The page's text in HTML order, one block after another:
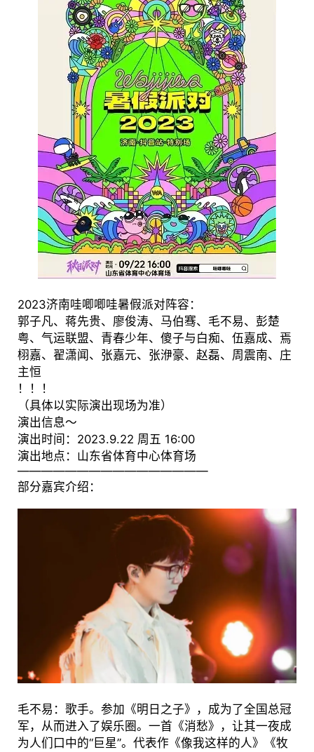
2023济南哇唧唧哇暑假派对阵容：
郭子凡、蒋先贵、廖俊涛、马伯骞、毛不易、彭楚
粤、气运联盟、青春少年、傻子与白痴、伍嘉成、焉
栩嘉、翟潇闻、张嘉元、张洢豪、赵磊、周震南、庄
主恒
！！！
（具体以实际演出现场为准）
演出信息～
演出时间：2023.9.22 周五 16:00
演出地点：山东省体育中心体育场
————————————————
部分嘉宾介绍：
毛不易：歌手。参加《明日之子》，成为了全国总冠
军，从而进入了娱乐圈。一首《消愁》，让其一夜成
为人们口中的“巨星”。代表作《像我这样的人》《牧